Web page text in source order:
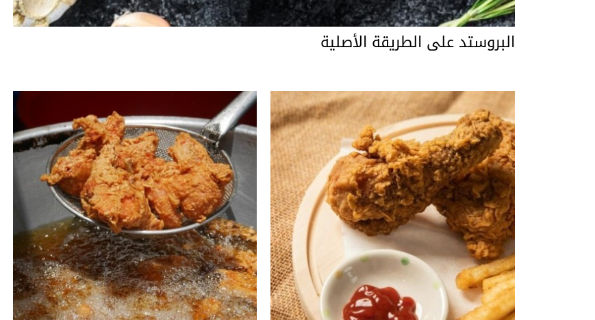
البروستد على الطريقة الأصلية